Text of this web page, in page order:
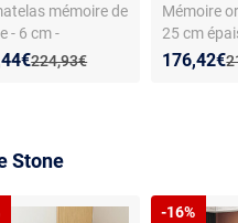
mémoire de
- 6 cm -
-
Ancien prix :
224,93€
prix :
de :
Mémoire
25 cm
in Italy -
Nouveau
176,42€
Stone
-16%